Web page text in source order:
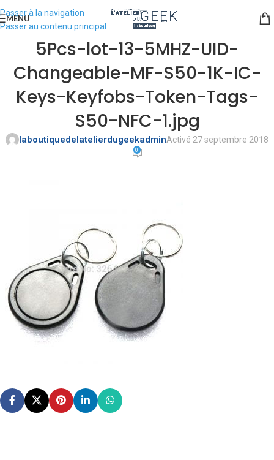
Passer à la navigation
Passer au contenu principal
MENU
5Pcs-lot-13-5MHZ-UID-
Changeable-MF-S50-1K-IC-
Keys-Keyfobs-Token-Tags-
S50-NFC-1.jpg
laboutiquedelatelierdugeekadminActivé 27 septembre 2018
0